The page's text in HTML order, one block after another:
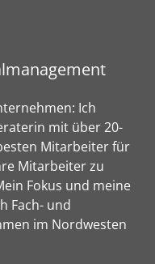
Ich
mit über 20-
Mitarbeiter für
Mitarbeiter zu
Fokus und meine
Fach- und
im Nordwesten